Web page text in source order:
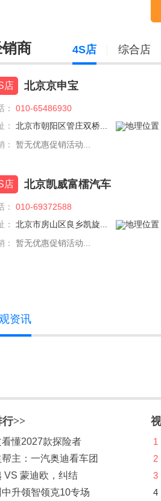
商 4S店 综合店
店 北京京申宝
：
010-65486930
：
北京市朝阳区管庄双桥...
：
暂无优惠促销活动...
店 北京凯威富檑汽车
：
010-69372588
：
北京市房山区良乡凯旋...
：
暂无优惠促销活动...
资讯
>>
懂2027款探险者
主：一汽奥迪看车团
VS 蒙迪欧，纠结
中升领智领克10专场
1
2
3
4